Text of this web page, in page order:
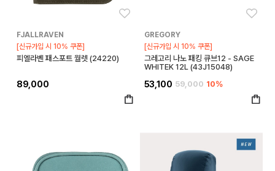
FJALLRAVEN
[신규가입 시 10% 쿠폰]
피엘라벤 패스포트 월렛 (24220)
89,000
GREGORY
[신규가입 시 10% 쿠폰]
그레고리 나노 패킹 큐브12 - SAGE
WHITEK 12L (43J15048)
53,100 59,000 10%